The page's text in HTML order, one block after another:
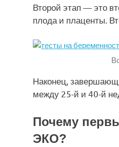
Второй этап — это
плода и плаценты.
Наконец,
между 25-й и 40-й
Почему
ЭКО?